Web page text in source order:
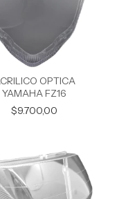
OPTICA
YAMAHA FZ16
$9.700,00